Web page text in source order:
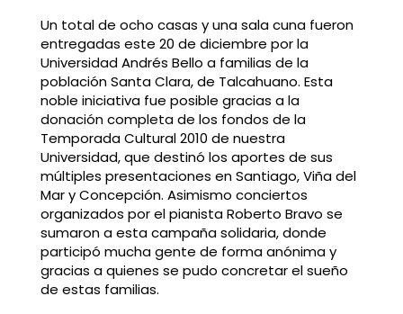
Un total de ocho casas y una sala cuna fueron
entregadas este 20 de diciembre por la
Universidad Andrés Bello a familias de la
población Santa Clara, de Talcahuano. Esta
noble iniciativa fue posible gracias a la
donación completa de los fondos de la
Temporada Cultural 2010 de nuestra
Universidad, que destinó los aportes de sus
múltiples presentaciones en Santiago, Viña del
Mar y Concepción. Asimismo conciertos
organizados por el pianista Roberto Bravo se
sumaron a esta campaña solidaria, donde
participó mucha gente de forma anónima y
gracias a quienes se pudo concretar el sueño
de estas familias.